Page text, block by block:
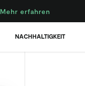
Mehr erfahren
NACHHALTIGKEIT